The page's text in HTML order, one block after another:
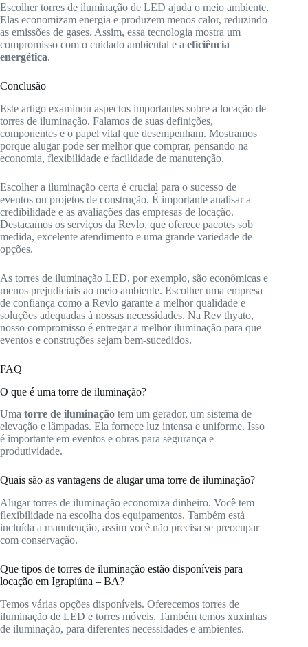
Escolher torres de iluminação de LED ajuda o meio ambiente.
Elas economizam energia e produzem menos calor, reduzindo
as emissões de gases. Assim, essa tecnologia mostra um
compromisso com o cuidado ambiental e a eficiência
energética.
Conclusão
Este artigo examinou aspectos importantes sobre a locação de
torres de iluminação. Falamos de suas definições,
componentes e o papel vital que desempenham. Mostramos
porque alugar pode ser melhor que comprar, pensando na
economia, flexibilidade e facilidade de manutenção.
Escolher a iluminação certa é crucial para o sucesso de
eventos ou projetos de construção. É importante analisar a
credibilidade e as avaliações das empresas de locação.
Destacamos os serviços da Revlo, que oferece pacotes sob
medida, excelente atendimento e uma grande variedade de
opções.
As torres de iluminação LED, por exemplo, são econômicas e
menos prejudiciais ao meio ambiente. Escolher uma empresa
de confiança como a Revlo garante a melhor qualidade e
soluções adequadas à nossas necessidades. Na Rev thyato,
nosso compromisso é entregar a melhor iluminação para que
eventos e construções sejam bem-sucedidos.
FAQ
O que é uma torre de iluminação?
Uma torre de iluminação tem um gerador, um sistema de
elevação e lâmpadas. Ela fornece luz intensa e uniforme. Isso
é importante em eventos e obras para segurança e
produtividade.
Quais são as vantagens de alugar uma torre de iluminação?
Alugar torres de iluminação economiza dinheiro. Você tem
flexibilidade na escolha dos equipamentos. Também está
incluída a manutenção, assim você não precisa se preocupar
com conservação.
Que tipos de torres de iluminação estão disponíveis para
locação em Igrapiúna – BA?
Temos várias opções disponíveis. Oferecemos torres de
iluminação de LED e torres móveis. Também temos xuxinhas
de iluminação, para diferentes necessidades e ambientes.